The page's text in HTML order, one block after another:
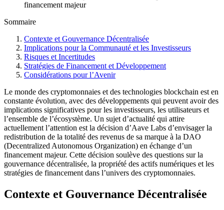
Sommaire
Contexte et Gouvernance Décentralisée
Implications pour la Communauté et les Investisseurs
Risques et Incertitudes
Stratégies de Financement et Développement
Considérations pour l’Avenir
Le monde des cryptomonnaies et des technologies blockchain est en
constante évolution, avec des développements qui peuvent avoir des
implications significatives pour les investisseurs, les utilisateurs et
l’ensemble de l’écosystème. Un sujet d’actualité qui attire
actuellement l’attention est la décision d’Aave Labs d’envisager la
redistribution de la totalité des revenus de sa marque à la DAO
(Decentralized Autonomous Organization) en échange d’un
financement majeur. Cette décision soulève des questions sur la
gouvernance décentralisée, la propriété des actifs numériques et les
stratégies de financement dans l’univers des cryptomonnaies.
Contexte et Gouvernance Décentralisée